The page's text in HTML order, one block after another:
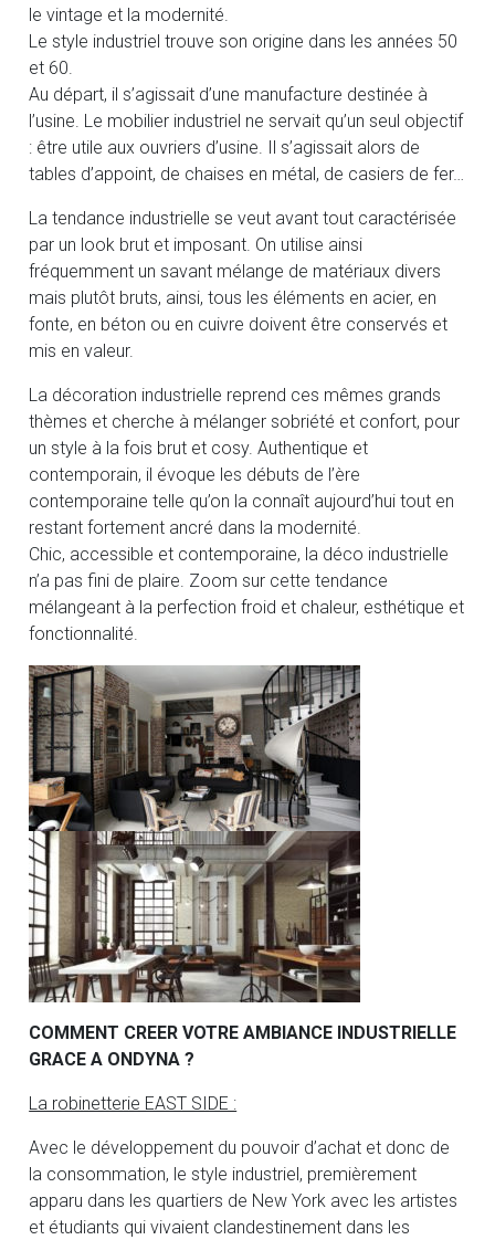
le vintage et la modernité.
Le style industriel trouve son origine dans les années 50
et 60.
Au départ, il s’agissait d’une manufacture destinée à
l’usine. Le mobilier industriel ne servait qu’un seul objectif
: être utile aux ouvriers d’usine. Il s’agissait alors de
tables d’appoint, de chaises en métal, de casiers de fer…
La tendance industrielle se veut avant tout caractérisée
par un look brut et imposant. On utilise ainsi
fréquemment un savant mélange de matériaux divers
mais plutôt bruts, ainsi, tous les éléments en acier, en
fonte, en béton ou en cuivre doivent être conservés et
mis en valeur.
La décoration industrielle reprend ces mêmes grands
thèmes et cherche à mélanger sobriété et confort, pour
un style à la fois brut et cosy. Authentique et
contemporain, il évoque les débuts de l’ère
contemporaine telle qu’on la connaît aujourd’hui tout en
restant fortement ancré dans la modernité.
Chic, accessible et contemporaine, la déco industrielle
n’a pas fini de plaire. Zoom sur cette tendance
mélangeant à la perfection froid et chaleur, esthétique et
fonctionnalité.
COMMENT CREER VOTRE AMBIANCE INDUSTRIELLE
GRACE A ONDYNA ?
La robinetterie EAST SIDE :
Avec le développement du pouvoir d’achat et donc de
la consommation, le style industriel, premièrement
apparu dans les quartiers de New York avec les artistes
et étudiants qui vivaient clandestinement dans les